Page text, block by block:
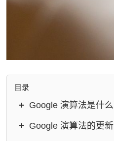
目录
Google 演算法是什么
Google 演算法的更